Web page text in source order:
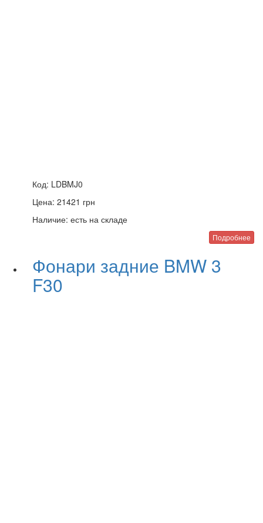
Код: LDBMJ0
Цена: 21421 грн
Наличие: есть на складе
Подробнее
Фонари задние BMW 3
F30